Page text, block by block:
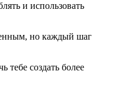
и использовать
но каждый шаг
создать более